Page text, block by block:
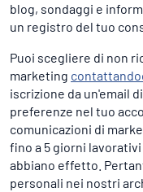
blog, sondaggi e
un registro del tuo
Puoi scegliere di non
marketing
iscrizione da un'email
preferenze nel tuo
comunicazioni di
fino a 5 giorni
abbiano effetto.
personali nei nostri